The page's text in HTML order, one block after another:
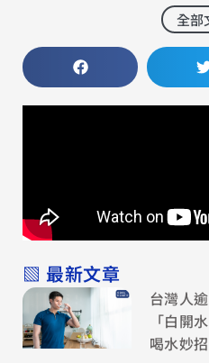
全部
▧ 最新文章
台灣人
「白開
喝水妙招